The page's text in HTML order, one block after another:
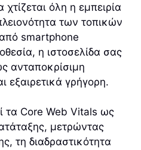
όλη η εμπειρία
των τοπικών
smartphone
η ιστοσελίδα σας
ανταποκρίσιμη
εξαιρετικά γρήγορη.
τα Core Web Vitals ως
μετρώντας
τη διαδραστικότητα